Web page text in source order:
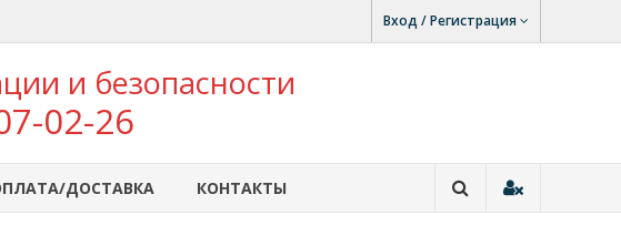
Вход / Регистрация
и безопасности
02-26
ДОСТАВКА КОНТАКТЫ